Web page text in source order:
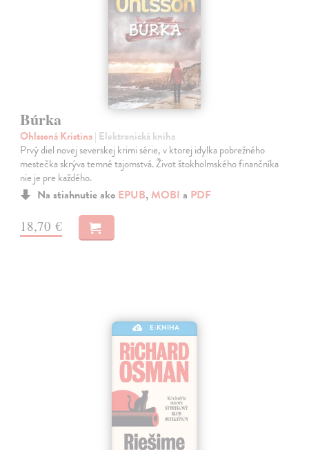
Búrka
Ohlssoná Kristina| Elektronická kniha
Prvý diel novej severskej krimi série, v ktorej idylka pobrežného
mestečka skrýva temné tajomstvá. Život štokholmského finančníka
nie je pre každého.
Na stiahnutie ako EPUB, MOBI a PDF
18,70 €
E-KNIHA